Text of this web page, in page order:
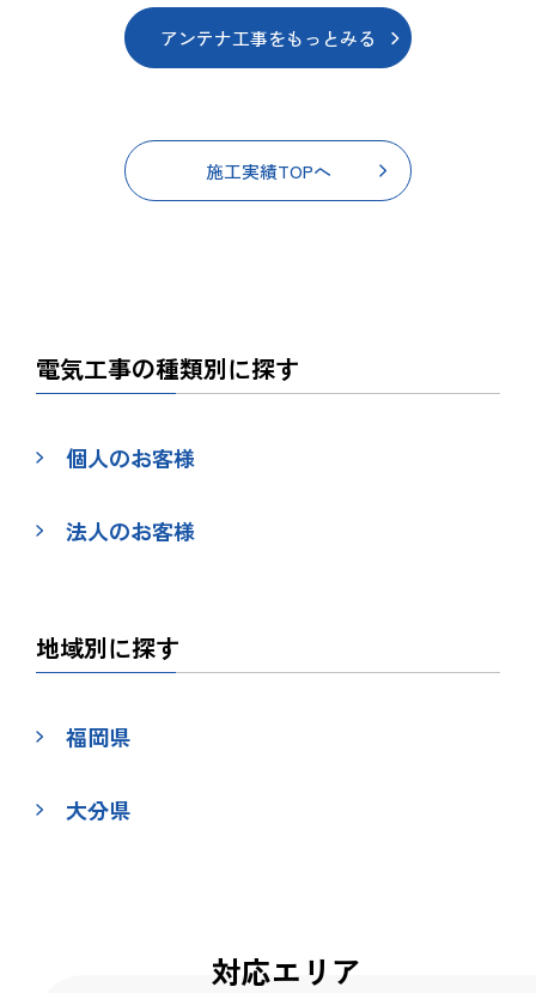
アンテナ工事をもっとみる
施工実績TOPへ
電気工事の種類別に探す
個人のお客様
法人のお客様
地域別に探す
福岡県
大分県
対応エリア